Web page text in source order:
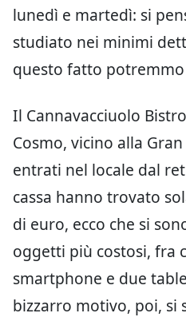
lunedì e martedì: si
studiato nei minimi
questo fatto
Il Cannavacciuolo
Cosmo, vicino alla
entrati nel locale dal
cassa hanno trovato
di euro, ecco che si
oggetti più costosi, fra
smartphone e due
bizzarro motivo, poi, si